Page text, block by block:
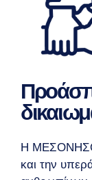
Η
και την